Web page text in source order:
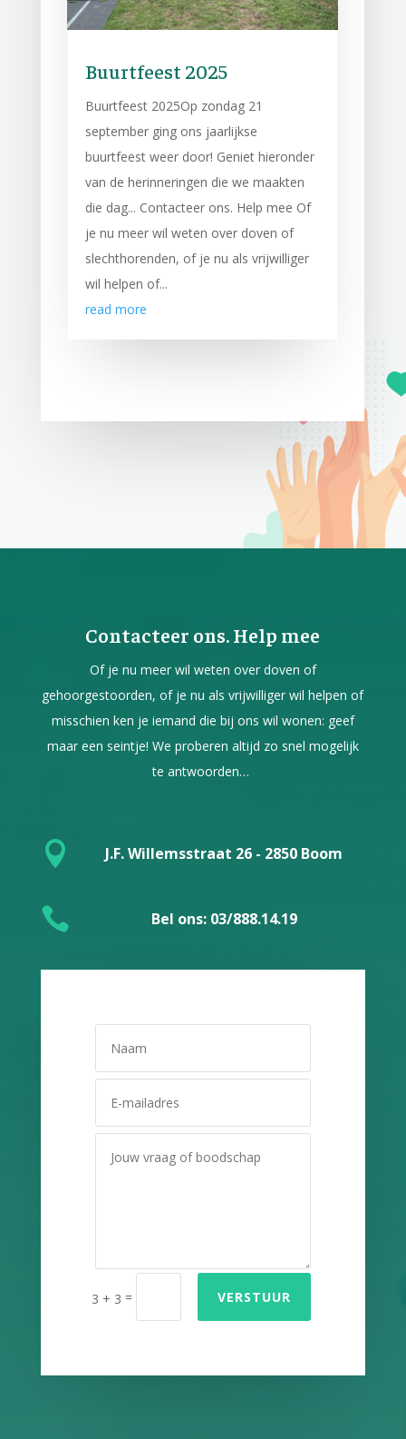
Buurtfeest 2025
Buurtfeest 2025Op zondag 21
september ging ons jaarlijkse
buurtfeest weer door! Geniet hieronder
van de herinneringen die we maakten
die dag... Contacteer ons. Help mee Of
je nu meer wil weten over doven of
slechthorenden, of je nu als vrijwilliger
wil helpen of...
read more
Contacteer ons. Help mee
Of je nu meer wil weten over doven of
gehoorgestoorden, of je nu als vrijwilliger wil helpen of
misschien ken je iemand die bij ons wil wonen: geef
maar een seintje! We proberen altijd zo snel mogelijk
te antwoorden…
 J.F. Willemsstraat 26 - 2850 Boom
 Bel ons: 03/888.14.19
3 + 3 = VERSTUUR